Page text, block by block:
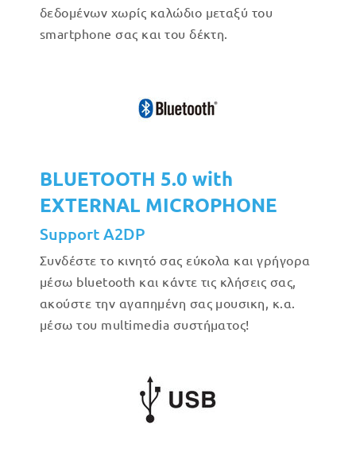
δεδομένων χωρίς καλώδιο μεταξύ του
smartphone σας και του δέκτη.
BLUETOOTH 5.0 with
EXTERNAL MICROPHONE
Support A2DP
Συνδέστε το κινητό σας εύκολα και γρήγορα
μέσω bluetooth και κάντε τις κλήσεις σας,
ακούστε την αγαπημένη σας μουσικη, κ.α.
μέσω του multimedia συστήματος!